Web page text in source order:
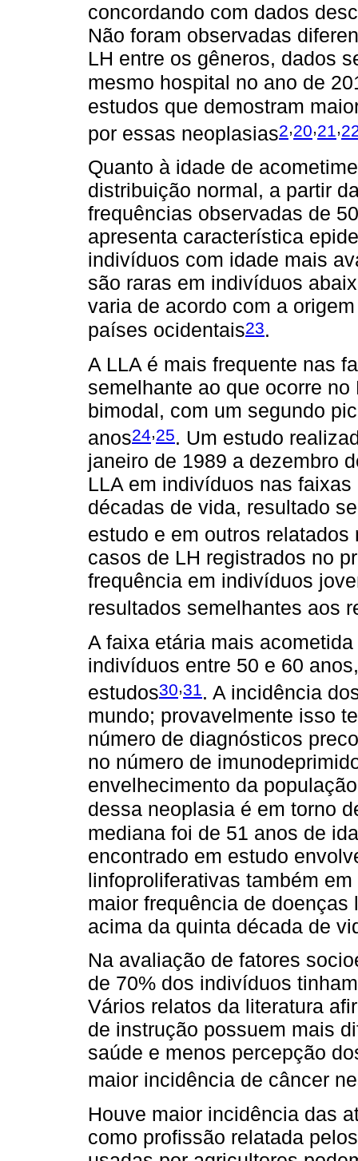
concordando com dados
Não foram observadas
LH entre os gêneros, dados
mesmo hospital no ano de
estudos que demostram
por essas neoplasias2,20,21,
Quanto à idade de
distribuição normal, a partir
frequências observadas de
apresenta característica
indivíduos com idade mais
são raras em indivíduos
varia de acordo com a
países ocidentais23.
A LLA é mais frequente nas
semelhante ao que ocorre
bimodal, com um segundo
anos24,25. Um estudo
janeiro de 1989 a dezembro
LLA em indivíduos nas
décadas de vida, resultado
estudo e em outros relatados
casos de LH registrados no
frequência em indivíduos
resultados semelhantes aos
A faixa etária mais
indivíduos entre 50 e 60
estudos30,31. A incidência
mundo; provavelmente isso
número de diagnósticos
no número de
envelhecimento da
dessa neoplasia é em torno
mediana foi de 51 anos de
encontrado em estudo
linfoproliferativas também em
maior frequência de
acima da quinta década de
Na avaliação de fatores
de 70% dos indivíduos
Vários relatos da literatura
de instrução possuem mais
saúde e menos percepção
maior incidência de câncer
Houve maior incidência das
como profissão relatada